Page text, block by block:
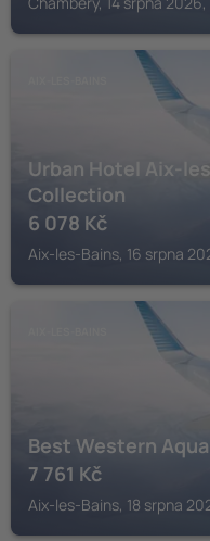
Urban Hotel Aix-
Collection
6 078 Kč
Aix-les-Bains, 16 srpna
Best Western
7 761 Kč
Aix-les-Bains, 18 srpna